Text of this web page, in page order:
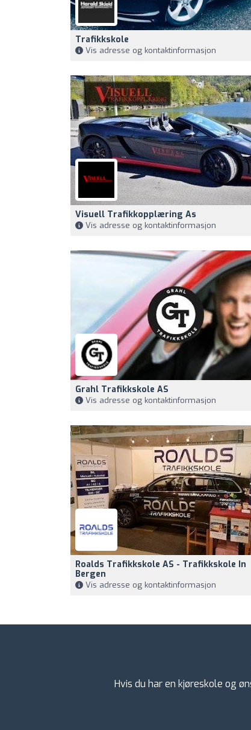
Trafikkskole
Vis adresse og kontaktinformasjon
Visuell Trafikkopplæring As
Vis adresse og kontaktinformasjon
Grahl Trafikkskole AS
Vis adresse og kontaktinformasjon
Roalds Trafikkskole AS - Trafikkskole In
Bergen
Vis adresse og kontaktinformasjon
Hvis du har en kjøreskole og